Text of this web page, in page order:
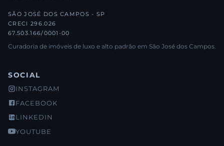
SÃO JOSÉ DOS CAMPOS - SP
CRECI 296.026
67.503.166/0001-00
Curadoria de imóveis de luxo e alto padrão em São José dos Campos.
SOCIAL
INSTAGRAM
FACEBOOK
LINKEDIN
YOUTUBE